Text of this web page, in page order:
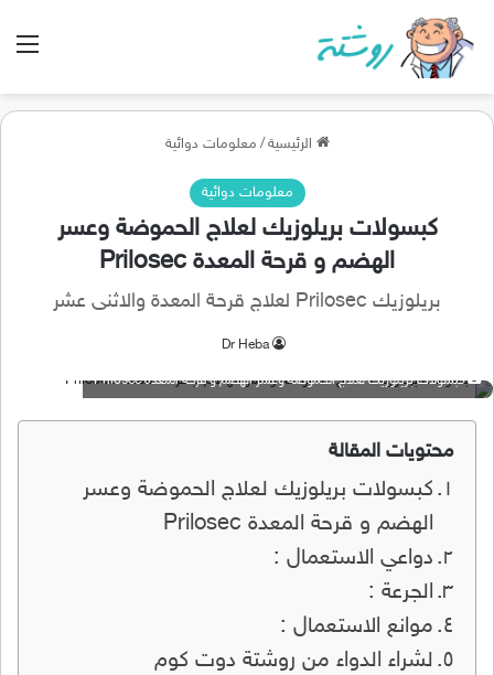
الرئيسية / معلومات دوائية
معلومات دوائية
كبسولات بريلوزيك لعلاج الحموضة وعسر
الهضم و قرحة المعدة Prilosec
بريلوزيك Prilosec لعلاج قرحة المعدة والاثنى عشر
Dr Heba
كبسولات بريلوزيك لعلاج الحموضة وعسر الهضم و قرحة المعدة Prilosec
محتويات المقالة
كبسولات بريلوزيك لعلاج الحموضة وعسر
الهضم و قرحة المعدة Prilosec
دواعي الاستعمال :
الجرعة :
موانع الاستعمال :
لشراء الدواء من روشتة دوت كوم